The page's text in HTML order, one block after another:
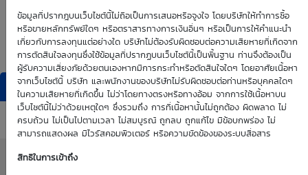
ข้อมูลที่ปรากฎบนเว็บไซต์นี้ไม่ถือเป็นการเสนอหรือจูงใจ โดยบริษัทให้ทำการซื้อ
หรือขายหลักทรัพย์ใดๆ หรือตราสารทางการเงินอื่นๆ หรือเป็นการให้คำแนะนำ
เกี่ยวกับการลงทุนแต่อย่างใด บริษัทไม่ต้องรับผิดชอบต่อความเสียหายที่เกิดจาก
การตัดสินใจลงทุนซึ่งใช้ข้อมูลที่ปรากฏบนเว็บไซต์นี้เป็นพื้นฐาน ท่านจึงต้องเป็น
ผู้รับความเสี่ยงภัยด้วยตนเองหากมีการกระทำหรือตัดสินใจใดๆ โดยอาศัยเนื้อหา
จากเว็บไซต์นี้ บริษัท และพนักงานของบริษัทไม่รับผิดชอบต่อท่านหรือบุคคลใดๆ
ในความเสียหายที่เกิดขึ้น ไม่ว่าโดยทางตรงหรือทางอ้อม จากการใช้เนื้อหาบน
เว็บไซต์นี้ไม่ว่าด้วยเหตุใดๆ ซึ่งรวมถึง การที่เนื้อหานั้นไม่ถูกต้อง ผิดพลาด ไม่
ครบถ้วน ไม่เป็นไปตามเวลา ไม่สมบูรณ์ ถูกลบ ถูกแก้ไข มีข้อบกพร่อง ไม่
สามารถแสดงผล มีไวรัสคอมพิวเตอร์ หรือความขัดข้องของระบบสื่อสาร
สิทธิในการเข้าถึง
Time Decay
0.00 %
TTM (days)
DW Indicators
Effective Gearing
: 0.00
Sensitivity